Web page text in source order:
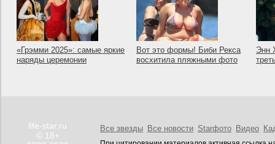
«Грэмми 2025»: самые яркие
наряды церемонии
Вот это формы! Биби Рекса
восхитила пляжными фото
Энн
life-star.ru
© 18+
Все звезды Все новости Starфото Видео